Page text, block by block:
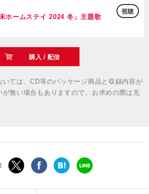
ホームステイ 2024 冬」主題歌
視聴
購入 / 配信
ては、CD等のパッケージ商品と収録内容が
無い場合もありますので、お求めの際は充